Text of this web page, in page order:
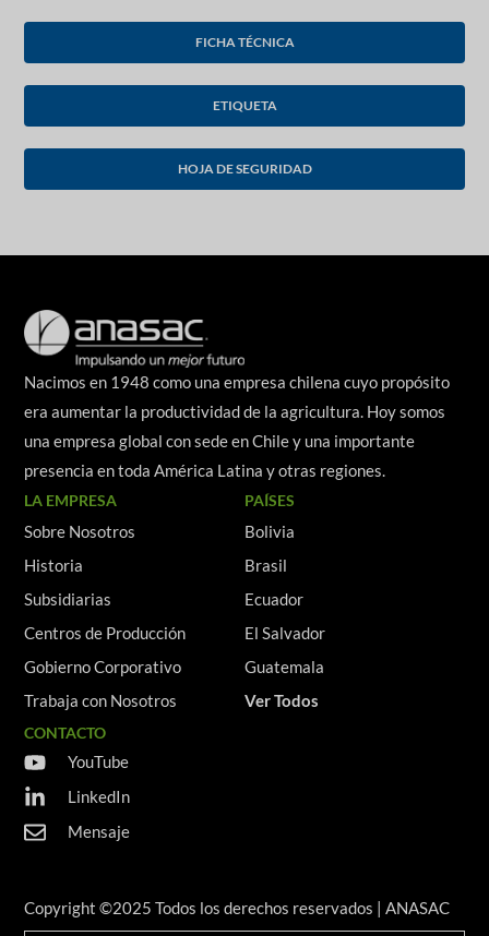
FICHA TÉCNICA
ETIQUETA
HOJA DE SEGURIDAD
Nacimos en 1948 como una empresa chilena cuyo propósito
era aumentar la productividad de la agricultura. Hoy somos
una empresa global con sede en Chile y una importante
presencia en toda América Latina y otras regiones.
LA EMPRESA
Sobre Nosotros
Historia
Subsidiarias
Centros de Producción
Gobierno Corporativo
Trabaja con Nosotros
PAÍSES
Bolivia
Brasil
Ecuador
El Salvador
Guatemala
Ver Todos
CONTACTO
YouTube
LinkedIn
Mensaje
Copyright ©2025 Todos los derechos reservados | ANASAC